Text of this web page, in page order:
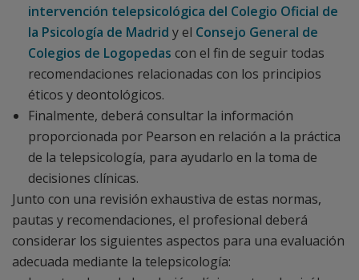
intervención telepsicológica del Colegio Oficial de
la Psicología de Madrid y el Consejo General de
Colegios de Logopedas con el fin de seguir todas
recomendaciones relacionadas con los principios
éticos y deontológicos.
Finalmente, deberá consultar la información
proporcionada por Pearson en relación a la práctica
de la telepsicología, para ayudarlo en la toma de
decisiones clínicas.
Junto con una revisión exhaustiva de estas normas,
pautas y recomendaciones, el profesional deberá
considerar los siguientes aspectos para una evaluación
adecuada mediante la telepsicología: